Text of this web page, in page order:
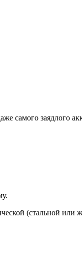
самого заядлого
(стальной или